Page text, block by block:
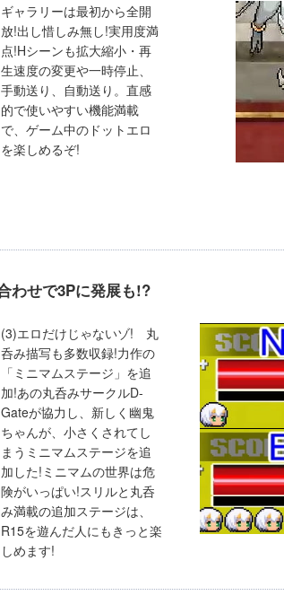
ギャラリーは最初から全開
放!出し惜しみ無し!実用度満
点!Hシーンも拡大縮小・再
生速度の変更や一時停止、
手動送り、自動送り。直感
的で使いやすい機能満載
で、ゲーム中のドットエロ
を楽しめるぞ!
わせで3Pに発展も!?
(3)エロだけじゃないゾ! 丸
呑み描写も多数収録!力作の
「ミニマムステージ」を追
加!あの丸呑みサークルD-
Gateが協力し、新しく幽鬼
ちゃんが、小さくされてし
まうミニマムステージを追
加した!ミニマムの世界は危
険がいっぱい!スリルと丸呑
み満載の追加ステージは、
R15を遊んだ人にもきっと楽
しめます!